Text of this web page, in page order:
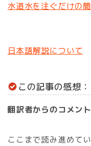
水道水を注ぐだけの
日本語解説について
この記事の感想：
翻訳者からのコメント
ここまで読み進めて